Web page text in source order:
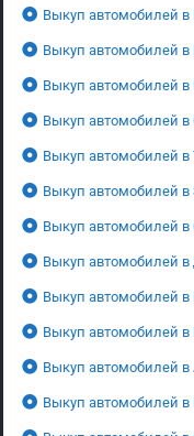
Выкуп автомобилей
Выкуп автомобилей
Выкуп автомобилей в
Выкуп автомобилей в
Выкуп автомобилей в
Выкуп автомобилей в
Выкуп автомобилей в
Выкуп автомобилей в
Выкуп автомобилей в
Выкуп автомобилей
Выкуп автомобилей
Выкуп автомобилей в